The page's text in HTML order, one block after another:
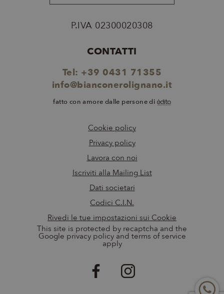
P.IVA 02300020308
CONTATTI
Tel: +39 0431 71355
info@bianconerolignano.it
fatto con amore dalle persone di
Cookie policy
Privacy policy
Lavora con noi
Iscriviti alla Mailing List
Dati societari
Codici C.I.N.
Rivedi le tue impostazioni sui Cookie
This site is protected by recaptcha and the
Google privacy policy and terms of service
apply
CookieScriptConsent
CookieScript
.bianconerolignano.it
Provider/Dominio
.bianconerolignano.it
viene
da Google
Provider Dominio
Descrizione
Dominio
www.bianconerolignano.it
memorizzare le
preferenze